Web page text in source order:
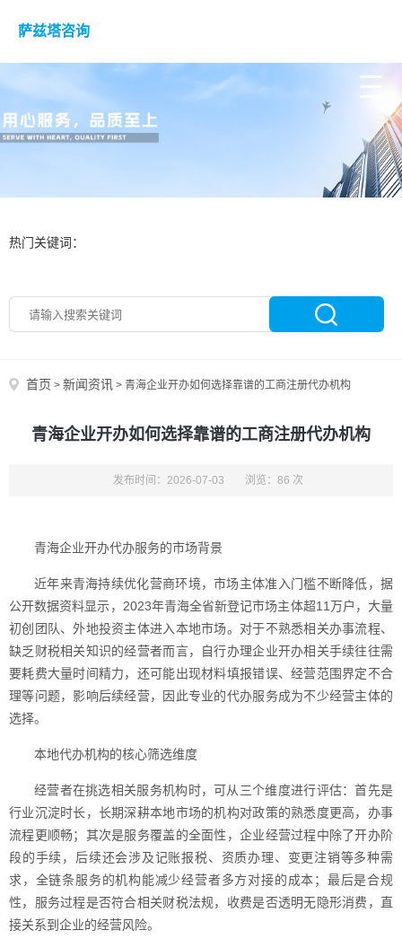
萨兹塔咨询
热门关键词：
首页 > 新闻资讯 > 青海企业开办如何选择靠谱的工商注册代办机构
青海企业开办如何选择靠谱的工商注册代办机构
发布时间：2026-07-03 浏览：86 次
青海企业开办代办服务的市场背景
近年来青海持续优化营商环境，市场主体准入门槛不断降低，据
公开数据资料显示，2023年青海全省新登记市场主体超11万户，大量
初创团队、外地投资主体进入本地市场。对于不熟悉相关办事流程、
缺乏财税相关知识的经营者而言，自行办理企业开办相关手续往往需
要耗费大量时间精力，还可能出现材料填报错误、经营范围界定不合
理等问题，影响后续经营，因此专业的代办服务成为不少经营主体的
选择。
本地代办机构的核心筛选维度
经营者在挑选相关服务机构时，可从三个维度进行评估：首先是
行业沉淀时长，长期深耕本地市场的机构对政策的熟悉度更高，办事
流程更顺畅；其次是服务覆盖的全面性，企业经营过程中除了开办阶
段的手续，后续还会涉及记账报税、资质办理、变更注销等多种需
求，全链条服务的机构能减少经营者多方对接的成本；最后是合规
性，服务过程是否符合相关财税法规，收费是否透明无隐形消费，直
接关系到企业的经营风险。